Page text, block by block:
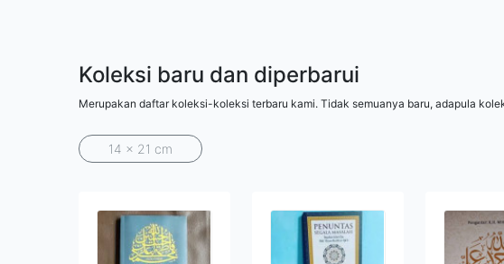
Koleksi baru dan diperbarui
Merupakan daftar koleksi-koleksi terbaru kami. Tidak semuanya baru, adapula
14 x 21 cm